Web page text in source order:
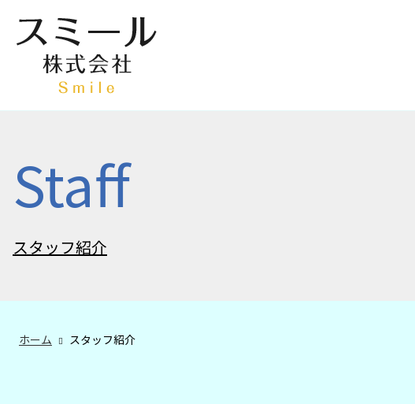
Staff
スタッフ紹介
ホーム スタッフ紹介